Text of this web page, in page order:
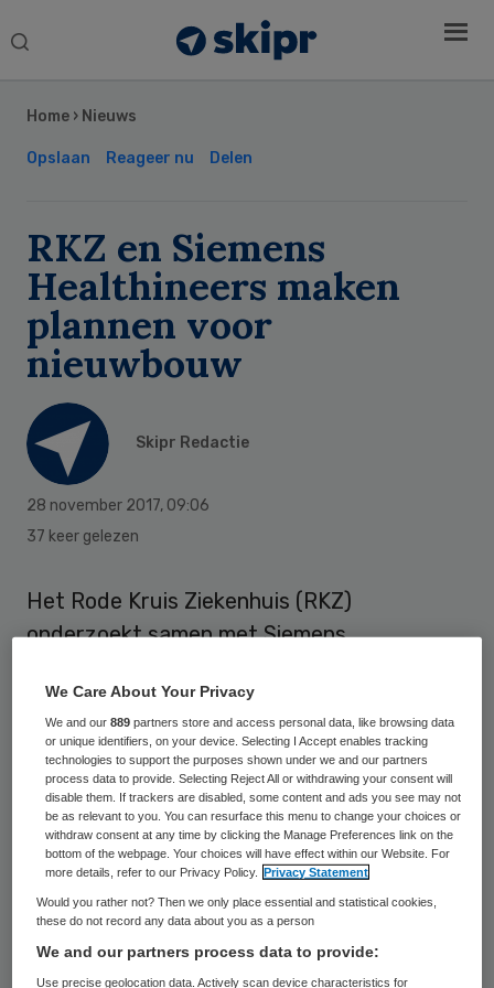
Search
Home › Nieuws
Opslaan Reageer nu Delen
RKZ en Siemens
Healthineers maken
plannen voor
nieuwbouw
Skipr Redactie
28 november 2017, 09:06
37 keer gelezen
Het Rode Kruis Ziekenhuis (RKZ)
onderzoekt samen met Siemens
ziekenhuis te bouwen in Beverwijk. Ook de
gemeente is betrokken bij de plannen. In het
nieuwe ziekenhuis staat innovatieve,
betaalbare zorg centraal.
Het streven is om in het nieuwe ziekenhuis
de zorg optimaal rond de patiënt te
organiseren,zo maakten de partijen
bekend. Jaap van den Heuvel,
Sidebar
We Care About Your Privacy
We and our889 partners store and access personal data, like browsing data
or unique identifiers, on your device. Selecting I Accept enables tracking
technologies to support the purposes shown under we and our partners
process data to provide. Selecting Reject All or withdrawing your consent will
disable them. If trackers are disabled, some content and ads you see may not
be as relevant to you. You can resurface this menu to change your choices or
withdraw consent at any time by clicking the Manage Preferences link on the
bottom of the webpage. Your choices will have effect within our Website. For
more details, refer to our Privacy Policy.
Privacy Statement
Would you rather not? Then we only place essential and statistical cookies,
these do not record any data about you as a person
We and our partners process data to provide:
Use precise geolocation data. Actively scan device characteristics for